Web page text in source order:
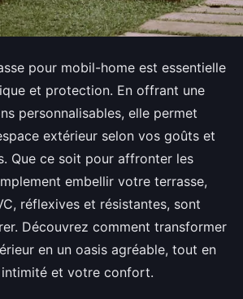
pour mobil-home est essentielle
et protection. En offrant une
personnalisables, elle permet
extérieur selon vos goûts et
Que ce soit pour affronter les
embellir votre terrasse,
réflexives et résistantes, sont
Découvrez comment transformer
en un oasis agréable, tout en
et votre confort.